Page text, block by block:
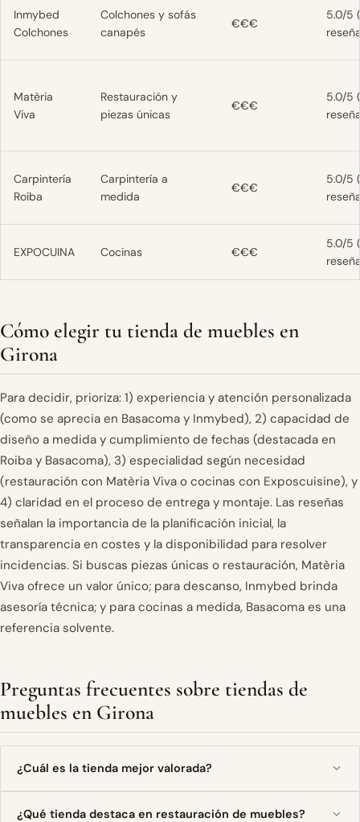
Inmybed
Colchones
Colchones y sofás
canapés
€€€
5.0/5
Matèria
Viva
Restauración y
piezas únicas
€€€
5.0/5
Carpintería
Roiba
Carpintería a
medida
€€€
5.0/5
EXPOCUINA Cocinas €€€
5.0/5
Cómo elegir tu tienda de muebles en
Girona
Para decidir, prioriza: 1) experiencia y atención personalizada
(como se aprecia en Basacoma y Inmybed), 2) capacidad de
diseño a medida y cumplimiento de fechas (destacada en
Roiba y Basacoma), 3) especialidad según necesidad
(restauración con Matèria Viva o cocinas con Exposcuisine), y
4) claridad en el proceso de entrega y montaje. Las reseñas
señalan la importancia de la planificación inicial, la
transparencia en costes y la disponibilidad para resolver
incidencias. Si buscas piezas únicas o restauración, Matèria
Viva ofrece un valor único; para descanso, Inmybed brinda
asesoría técnica; y para cocinas a medida, Basacoma es una
referencia solvente.
Preguntas frecuentes sobre tiendas de
muebles en Girona
¿Cuál es la tienda mejor valorada?
¿Qué tienda destaca en restauración de muebles?